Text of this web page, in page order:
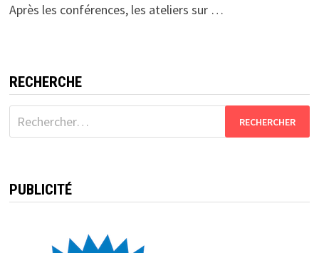
Après les conférences, les ateliers sur …
RECHERCHE
Rechercher :
PUBLICITÉ